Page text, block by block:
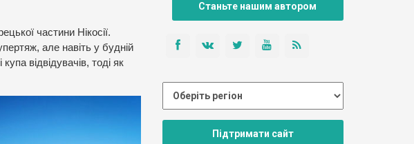
частини Нікосії.
але навіть у будній
відвідувачів, тоді як
Станьте нашим автором
Підтримати сайт